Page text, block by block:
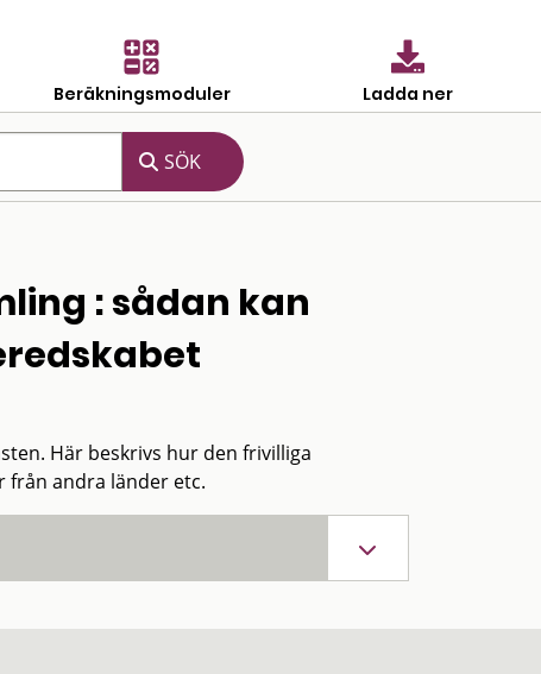
Beräkningsmoduler Ladda ner
: sådan kan
Här beskrivs hur den frivilliga
från andra länder etc.